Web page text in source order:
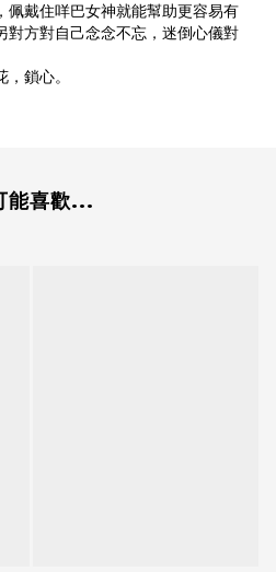
佩戴住咩巴女神就能幫助更容易有
對方對自己念念不忘，迷倒心儀對
鎖心。
能喜歡...